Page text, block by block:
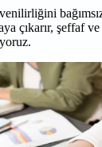
çıkarır, şeffaf